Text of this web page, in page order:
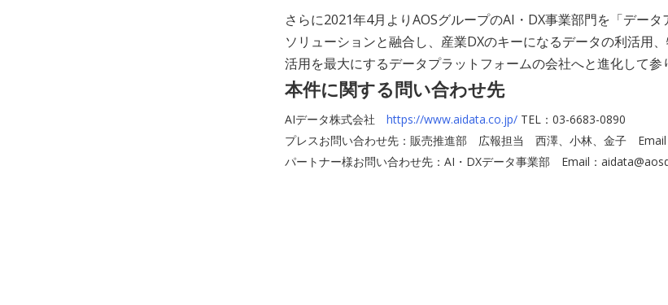
さらに2021年4月よりAOSグループのAI・DX事業部門を「データ
ソリューションと融合し、産業DXのキーになるデータの利活用
活用を最大にするデータプラットフォームの会社へと進化して参
本件に関する問い合わせ先
AIデータ株式会社 https://www.aidata.co.jp/ TEL：03-6683-0890
プレスお問い合わせ先：販売推進部 広報担当 西澤、小林、金子 Email
パートナー様お問い合わせ先：AI・DXデータ事業部 Email：